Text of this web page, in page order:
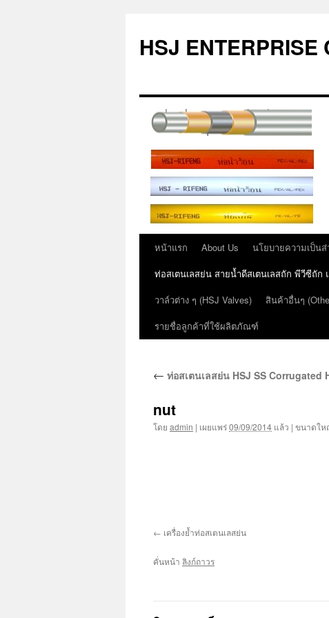
ยัง
เนื้อหา
HSJ ENTERPRISE
หน้าแรก About Us นโยบายความเป็น
ท่อสเตนเลสย่น สายน้ำดีสเตนเลสถัก พีวีซีถัก
วาล์วต่าง ๆ (HSJ Valves)
สินค้าอื่นๆ
รายชื่อลูกค้าที่ใช้ผลิตภัณฑ์
← ท่อสเตนเลสย่น HSJ SS Corrugated
nut
โดย admin | เผยแพร่09/09/2014 แล้ว | ขนาดใ
เครื่องย้ำท่อสเตนเลสย่น
คั่นหน้า ลิงก์ถาวร